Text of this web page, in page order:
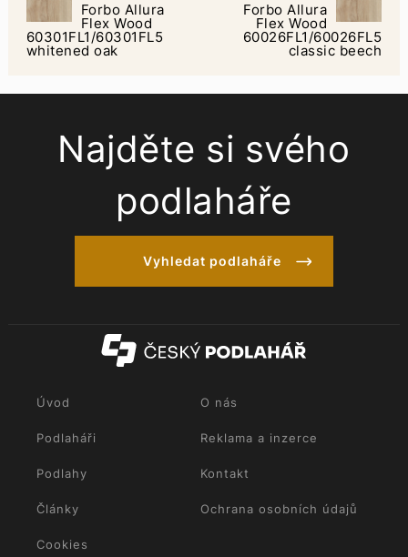
Forbo Allura
Flex Wood
60301FL1/60301FL5
whitened oak
Forbo Allura
Flex Wood
60026FL1/60026FL5
classic beech
Najděte si svého
podlaháře
Vyhledat podlaháře
Úvod O nás
Podlaháři Reklama a inzerce
Podlahy Kontakt
Články Ochrana osobních údajů
Cookies